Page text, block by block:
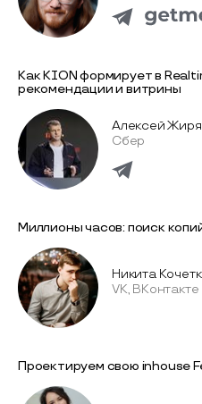
Как KION формирует в
рекомендации и витрины
Алексей
Сбер
Миллионы часов: поиск
Никита
VK, ВКонтакте
Проектируем свою inhouse